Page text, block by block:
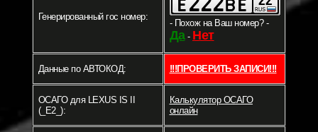
Генерированный гос номер:
- Похож на Ваш номер? -
Да- Нет
Данные по АВТОКОД: !!!ПРОВЕРИТЬ ЗАПИСИ!!!
ОСАГО для LEXUS IS II
(_E2_):
Калькулятор ОСАГО
онлайн